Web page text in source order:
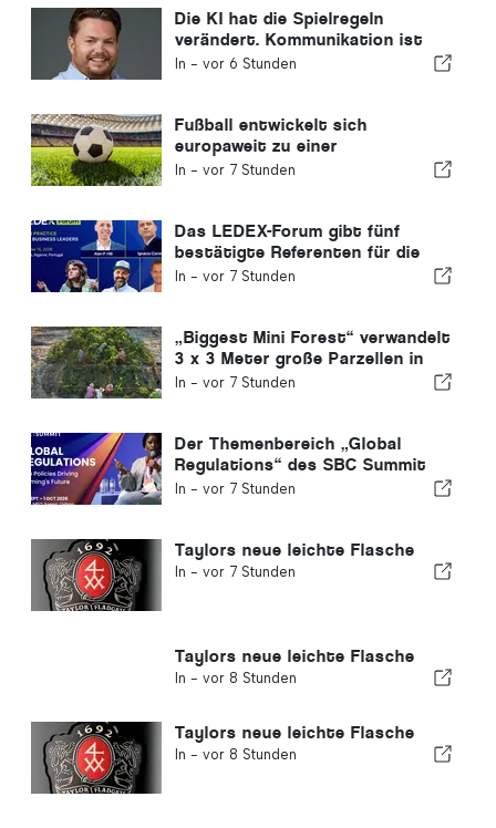
Die KI hat die Spielregeln
verändert. Kommunikation ist
nun der Wettbewerbsvorteil.
In - vor 6 Stunden
Fußball entwickelt sich
europaweit zu einer
vielversprechenden
In - vor 7 Stunden
Das LEDEX-Forum gibt fünf
bestätigte Referenten für die
Algarve-KI-Konferenz bekannt
In - vor 7 Stunden
„Biggest Mini Forest“ verwandelt
3 x 3 Meter große Parzellen in
Nahrungswälder
In - vor 7 Stunden
Der Themenbereich „Global
Regulations“ des SBC Summit
befasst sich mit den
Glücksspielbereich
In - vor 7 Stunden
Taylors neue leichte Flasche
In - vor 7 Stunden
Taylors neue leichte Flasche
In - vor 8 Stunden
Taylors neue leichte Flasche
In - vor 8 Stunden